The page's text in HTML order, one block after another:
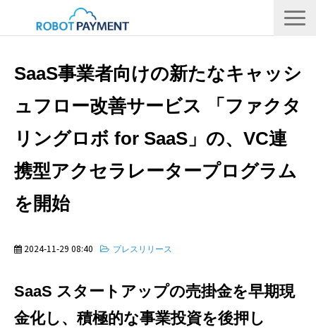
CVC
会社情報
IR
採用情報
SaaS事業者向けの新たなキャッシ
ュフロー改善サービス 「ファクタ
リングロボ for SaaS」の、VC連
携型アクセラレータープログラム
を開始
2024-11-29 08:40 プレスリリース
SaaS スタートアップの売掛金を早期現
金化し、積極的な事業投資を後押し